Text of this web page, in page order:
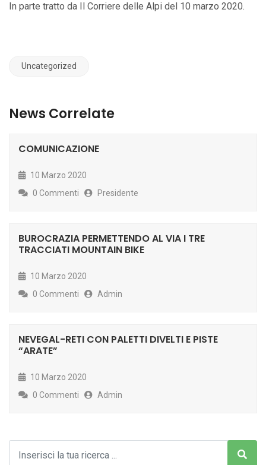
In parte tratto da Il Corriere delle Alpi del 10 marzo 2020.
Uncategorized
News Correlate
COMUNICAZIONE
10 Marzo 2020
0 Commenti
Presidente
BUROCRAZIA PERMETTENDO AL VIA I TRE
TRACCIATI MOUNTAIN BIKE
10 Marzo 2020
0 Commenti
Admin
NEVEGAL-RETI CON PALETTI DIVELTI E PISTE
“ARATE”
10 Marzo 2020
0 Commenti
Admin